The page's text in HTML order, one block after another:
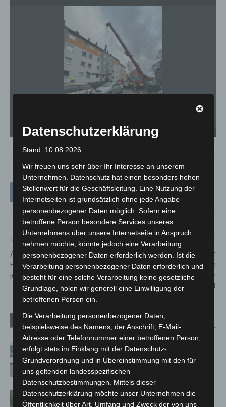
Sturmeinsätze in Hannover - Baum am Kran. - Foto: Feuerwehr Hannover
Vorheriger Artikel
Anträge für akute
Hochwasserhilfen können
jetzt gestellt werden
Zeugenaufruf: 88-jähriger
Fußgänger in Hannover von
Stadtbahn erfasst und schwer
verletzt
Verwandte Artikel Mehr vom Autor
Niedersachsen: Feuerwehrkräfte
kehren nach Waldbrandeinsatz aus
Spanien zurück
Brand im „Haus der Begegnung“ in
Datenschutzerklärung
Stand: 10.08.2026
Wir freuen uns sehr über Ihr Interesse an unserem
Unternehmen. Datenschutz hat einen besonders hohen
Stellenwert für die Geschäftsleitung. Eine Nutzung der
Internetseiten ist grundsätzlich ohne jede Angabe
personenbezogener Daten möglich. Sofern eine
betroffene Person besondere Services unseres
Unternehmens über unsere Internetseite in Anspruch
nehmen möchte, könnte jedoch eine Verarbeitung
personenbezogener Daten erforderlich werden. Ist die
Verarbeitung personenbezogener Daten erforderlich und
besteht für eine solche Verarbeitung keine gesetzliche
Grundlage, holen wir generell eine Einwilligung der
betroffenen Person ein.
Die Verarbeitung personenbezogener Daten,
beispielsweise des Namens, der Anschrift, E-Mail-
Adresse oder Telefonnummer einer betroffenen Person,
erfolgt stets im Einklang mit der Datenschutz-
Grundverordnung und in Übereinstimmung mit den für
uns geltenden landesspezifischen
Datenschutzbestimmungen. Mittels dieser
Datenschutzerklärung möchte unser Unternehmen die
Öffentlichkeit über Art, Umfang und Zweck der von uns